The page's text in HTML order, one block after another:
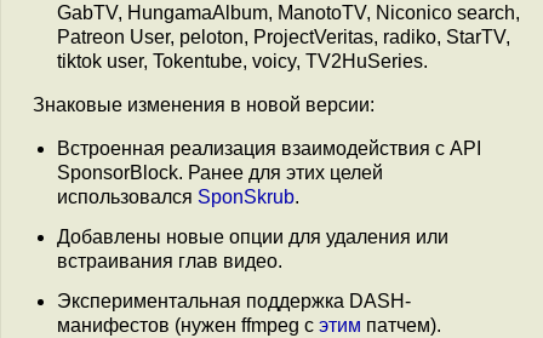
GabTV, HungamaAlbum, ManotoTV, Niconico search,
Patreon User, peloton, ProjectVeritas, radiko, StarTV,
tiktok user, Tokentube, voicy, TV2HuSeries.
Знаковые изменения в новой версии:
Встроенная реализация взаимодействия с API
SponsorBlock. Ранее для этих целей
использовался SponSkrub.
Добавлены новые опции для удаления или
встраивания глав видео.
Экспериментальная поддержка DASH-
манифестов (нужен ffmpeg с этим патчем).